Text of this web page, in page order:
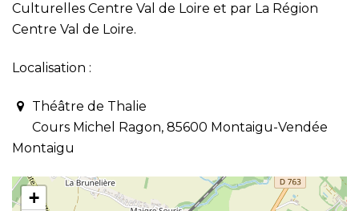
Culturelles Centre Val de Loire et par La Région
Centre Val de Loire.
Localisation :
Théâtre de Thalie
Cours Michel Ragon, 85600 Montaigu-Vendée
Montaigu
+